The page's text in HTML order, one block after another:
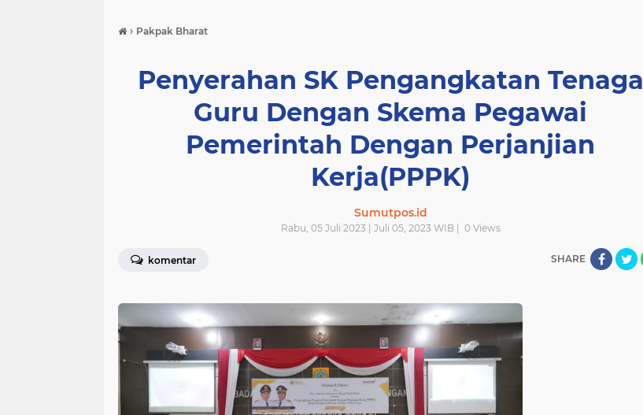
› Pakpak Bharat
Penyerahan SK Pengangkatan Tenaga
Guru Dengan Skema Pegawai
Pemerintah Dengan Perjanjian
Kerja(PPPK)
Sumutpos.id
Rabu, 05 Juli 2023 | Juli 05, 2023 WIB | 0Views
komentar SHARE